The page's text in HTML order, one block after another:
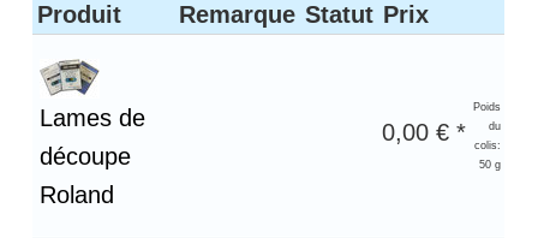
Produit Remarque Statut Prix
Lames de
découpe
Roland
0,00 € *
Poids
du
colis:
50 g